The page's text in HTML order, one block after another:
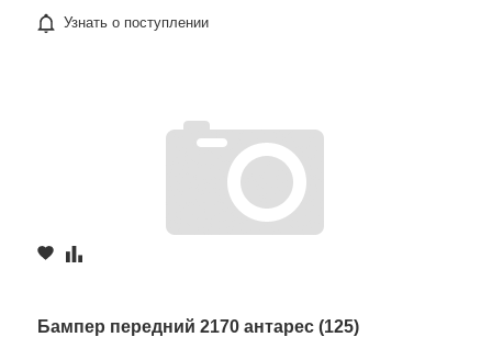
Узнать о поступлении
Бампер передний 2170 антарес (125)